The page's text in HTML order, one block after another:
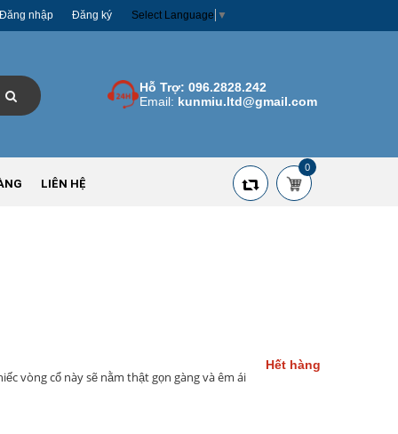
Đăng nhập Đăng ký Select Language ▼
Hỗ Trợ: 096.2828.242
Email: kunmiu.ltd@gmail.com
LIÊN HỆ
0
Hết hàng
vòng cổ này sẽ nằm thật gọn gàng và êm ái